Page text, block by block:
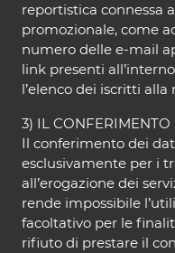
reportistica connessa
promozionale, come
numero delle e-mail
link presenti
l’elenco dei iscritti alla
3) IL
Il conferimento dei
esclusivamente per i
all’erogazione dei
rende impossibile
facoltativo per le
rifiuto di prestare il